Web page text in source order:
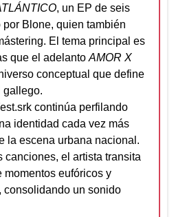
, un EP de seis
Blone, quien también
El tema principal es
que el adelanto AMOR X
conceptual que define
gallego.
continúa perfilando
identidad cada vez más
la escena urbana nacional.
canciones, el artista transita
momentos eufóricos y
consolidando un sonido